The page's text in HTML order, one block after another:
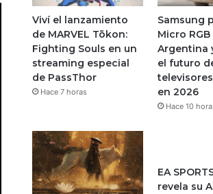
Viví el lanzamiento
de MARVEL Tōkon:
Fighting Souls en un
streaming especial
de PassThor
Hace 7 horas
Samsung
Micro RGB
Argentina
el futuro
en 2026
Hace 10
EA
revela su